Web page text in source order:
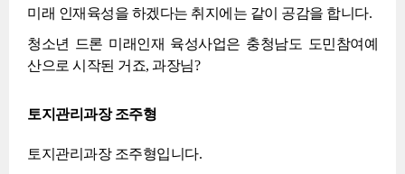
미래 인재육성을 하겠다는 취지에는 같이 공감을 합니다.
청소년 드론 미래인재 육성사업은 충청남도 도민참여예
산으로 시작된 거죠, 과장님?
토지관리과장 조주형
토지관리과장 조주형입니다.